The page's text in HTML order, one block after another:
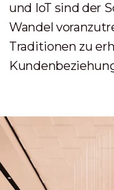
und IoT sind der
Wandel
Traditionen zu